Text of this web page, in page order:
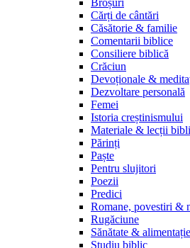
Broșuri
Cărți de cântări
Căsătorie & familie
Comentarii biblice
Consiliere biblică
Crăciun
Devoționale &
Dezvoltare personală
Femei
Istoria creștinismului
Materiale & lecții
Părinți
Paște
Pentru slujitori
Poezii
Predici
Romane, povestiri &
Rugăciune
Sănătate & alimentație
Studiu biblic